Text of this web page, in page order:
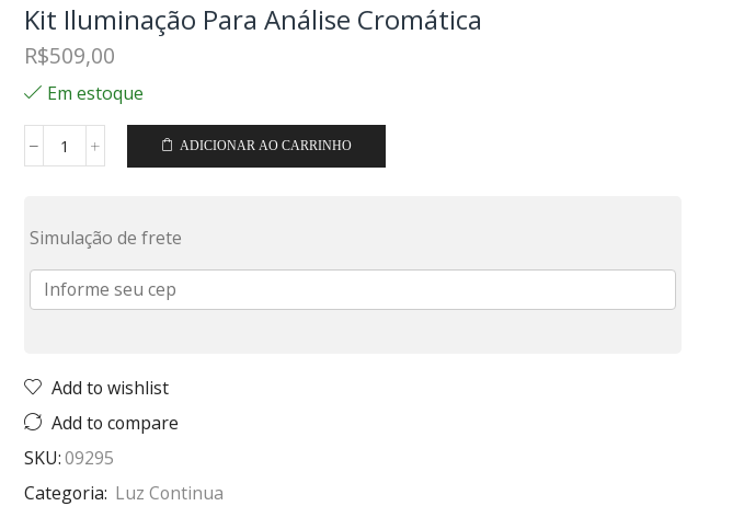
Kit Iluminação Para Análise Cromática
R$509,00
Em estoque
ADICIONAR AO CARRINHO
Simulação de frete
Add to wishlist
Add to compare
SKU:09295
Categoria: Luz Continua